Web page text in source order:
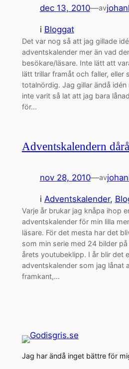
dec 13, 2010—av
i Bloggat
Det var nog så att jag gillade
adventskalender mer än vad
besökare/läsare. Inte lätt att
lätt trillar framåt och faller, eller
totalnördig. Jag gillar ändå
inte varit så lat att jag bara
för…
Adventskalendern dårå
nov 28, 2010—av
i Adventskalender,
Varje år brukar jag knåpa ihop
adventskalender för min lilla
läsare. För det mesta har det
som min serie med 24 bilder
årets youtubeklipp. I år blir det
adventskalender som jag lånat
framkant,…
Jag har ändå inget bättre för